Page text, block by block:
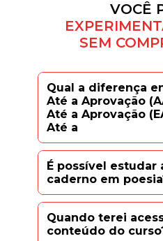
VOCÊ
SEM
Qual a diferença
Até a Aprovação
Até a Aprovação
Até a
O curso Até a
ensina o método de
público José Roberto
com sucesso por
dele, o José criou a
(EAA), curso que
que você precisa para
É possível estudar
caderno em
Sim! Nossos cadernos
exatamente o que você
de vídeo e são
Quando terei
conteúdo do